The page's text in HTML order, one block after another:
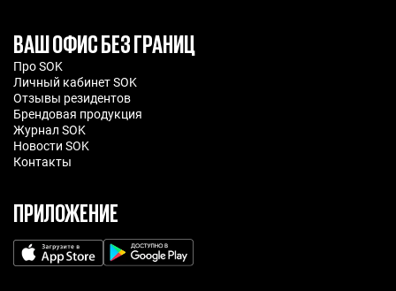
ВАШ ОФИС БЕЗ ГРАНИЦ
Про SOK
Личный кабинет SOK
Отзывы резидентов
Брендовая продукция
Журнал SOK
Новости SOK
Контакты
ПРИЛОЖЕНИЕ